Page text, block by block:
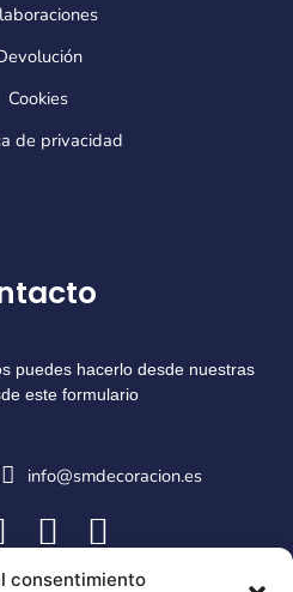
consentimiento
Cookies
de privacidad
puedes hacerlo desde nuestras
este formulario
info@smdecoracion.es